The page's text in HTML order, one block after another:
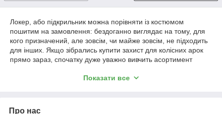
Локер, або підкрильник можна порівняти із костюмом
пошитим на замовлення: бездоганно виглядає на тому, для
кого призначений, але зовсім, чи майже зовсім, не підходить
для інших. Якщо зібрались купити захист для колісних арок
прямо зараз, спочатку дуже уважно вивчить асортимент
моделі? В такому разі ви маєте змогу купити підкрильними на
що прийдеться чекати, але дозвольте пояснити. Ми
Показати все
Про нас